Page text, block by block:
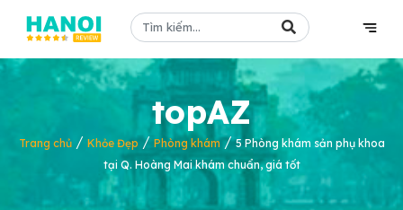
topAZ
Trang chủ/ Khỏe Đẹp / Phòng khám/5 Phòng khám sản phụ khoa
tại Q. Hoàng Mai khám chuẩn, giá tốt